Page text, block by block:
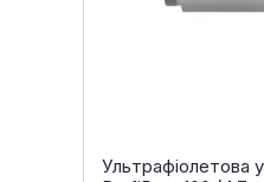
Ультрафіолетова